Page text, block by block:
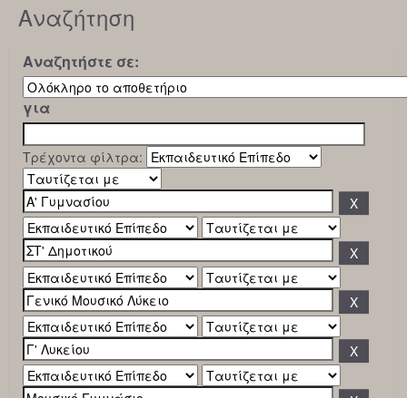
Αναζήτηση
Αναζητήστε σε:
για
Τρέχοντα φίλτρα: